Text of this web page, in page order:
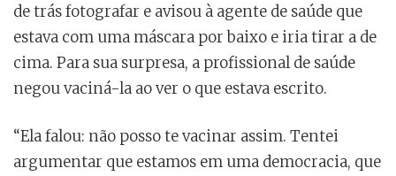
de trás fotografar e avisou à agente de saúde que
estava com uma máscara por baixo e iria tirar a de
cima. Para sua surpresa, a profissional de saúde
negou vaciná-la ao ver o que estava escrito.
“Ela falou: não posso te vacinar assim. Tentei
argumentar que estamos em uma democracia, que